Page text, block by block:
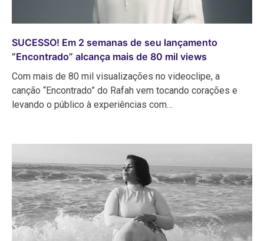
SUCESSO! Em 2 semanas de seu lançamento
”Encontrado” alcança mais de 80 mil views
Com mais de 80 mil visualizações no videoclipe, a
canção “Encontrado” do Rafah vem tocando corações e
levando o público à experiências com…